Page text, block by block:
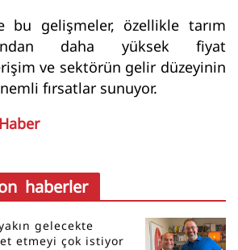
bu gelişmeler, özellikle tarım
daha yüksek fiyat
ve sektörün gelir düzeyinin
fırsatlar sunuyor.
haberler
gelecekte
etmeyi çok istiyor